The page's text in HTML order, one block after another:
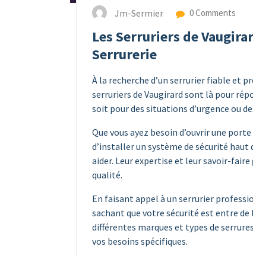
Jm-Sermier 0 Comments
Les Serruriers de
Serrurerie
À la recherche d’un serrurier fiable et
serruriers de Vaugirard sont là pour
soit pour des situations d’urgence ou
Que vous ayez besoin d’ouvrir une
d’installer un système de sécurité haut
aider. Leur expertise et leur savoir-
qualité.
En faisant appel à un serrurier
sachant que votre sécurité est entre
différentes marques et types de
vos besoins spécifiques.